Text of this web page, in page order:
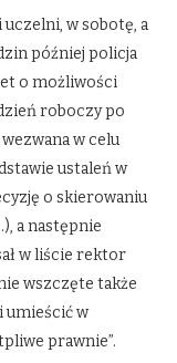
w sobotę, a
później policja
o możliwości
roboczy po
w celu
ustaleń w
o skierowaniu
a następnie
w liście rektor
wszczęte także
umieścić w
prawnie”.